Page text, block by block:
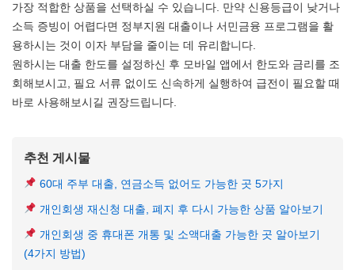
가장 적합한 상품을 선택하실 수 있습니다. 만약 신용등급이 낮거나
소득 증빙이 어렵다면 정부지원 대출이나 서민금융 프로그램을 활
용하시는 것이 이자 부담을 줄이는 데 유리합니다.
원하시는 대출 한도를 설정하신 후 모바일 앱에서 한도와 금리를 조
회해보시고, 필요 서류 없이도 신속하게 실행하여 급전이 필요할 때
바로 사용해보시길 권장드립니다.
추천 게시물
60대 주부 대출, 연금소득 없어도 가능한 곳 5가지
개인회생 재신청 대출, 폐지 후 다시 가능한 상품 알아보기
개인회생 중 휴대폰 개통 및 소액대출 가능한 곳 알아보기
(4가지 방법)